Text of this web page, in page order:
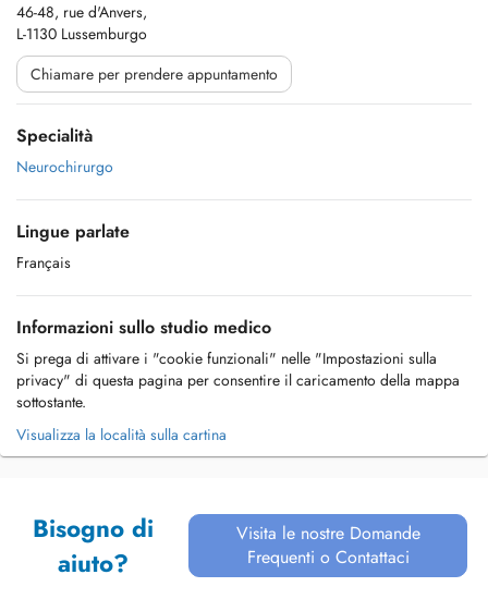
46-48, rue d'Anvers,
L-1130 Lussemburgo
Chiamare per prendere appuntamento
Specialità
Neurochirurgo
Lingue parlate
Français
Informazioni sullo studio medico
Si prega di attivare i "cookie funzionali" nelle "Impostazioni sulla
privacy" di questa pagina per consentire il caricamento della mappa
sottostante.
Visualizza la località sulla cartina
Bisogno di
aiuto?
Visita le nostre Domande
Frequenti o Contattaci